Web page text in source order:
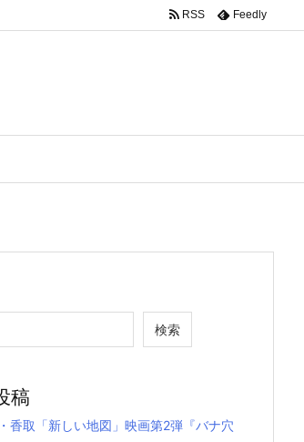
RSS Feedly
検索
稿
香取「新しい地図」映画第2弾『バナ穴